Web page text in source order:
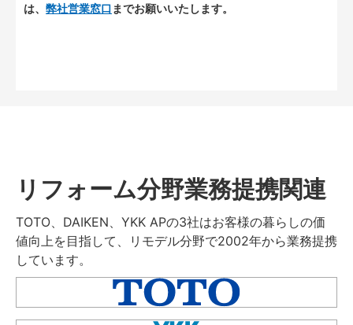
は、 弊社営業窓口 までお願いいたします。
リフォーム分野業務提携関連
TOTO、DAIKEN、YKK APの3社はお客様の暮らしの価
値向上を目指して、リモデル分野で2002年から業務提携
しています。